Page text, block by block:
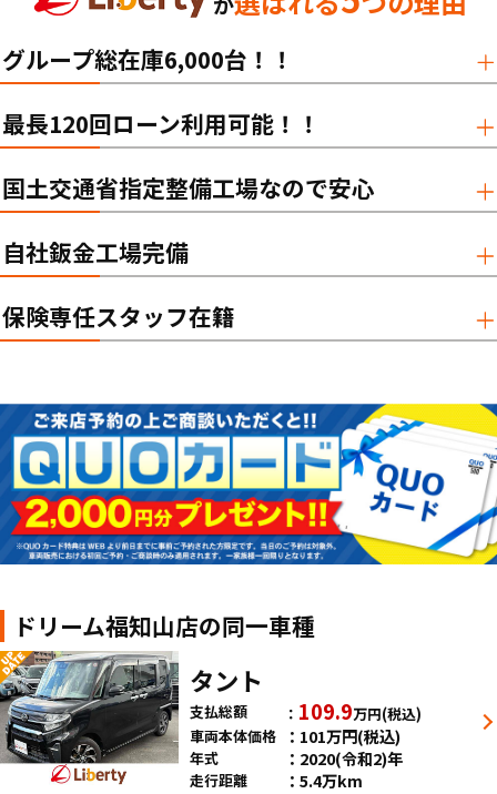
グループ総在庫6,000台！！
最長120回ローン利用可能！！
国土交通省指定整備工場なので安心
自社鈑金工場完備
保険専任スタッフ在籍
ドリーム福知山店の同一車種
タント
支払総額 109.9万円(税込)
車両本体価格
101万円(税込)
年式 2020(令和2)年
走行距離 5.4万km